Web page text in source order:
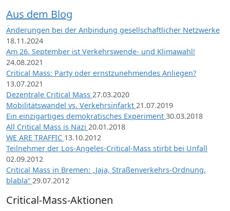
Aus dem Blog
Änderungen bei der Anbindung gesellschaftlicher Netzwerke
18.11.2024
Am 26. September ist Verkehrswende- und Klimawahl!
24.08.2021
Critical Mass: Party oder ernstzunehmendes Anliegen?
13.07.2021
Dezentrale Critical Mass 27.03.2020
Mobilitätswandel vs. Verkehrsinfarkt 21.07.2019
Ein einzigartiges demokratisches Experiment 30.03.2018
All Critical Mass is Nazi 20.01.2018
WE ARE TRAFFIC 13.10.2012
Teilnehmer der Los-Angeles-Critical-Mass stirbt bei Unfall
02.09.2012
Critical Mass in Bremen: „Jaja, Straßenverkehrs-Ordnung,
blabla“ 29.07.2012
Critical-Mass-Aktionen